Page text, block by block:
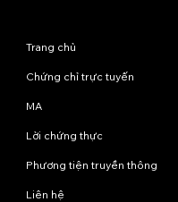
Trang chủ
Chứng chỉ trực tuyến
MA
Lời chứng thực
Phương tiện truyền thông
Liên hệ